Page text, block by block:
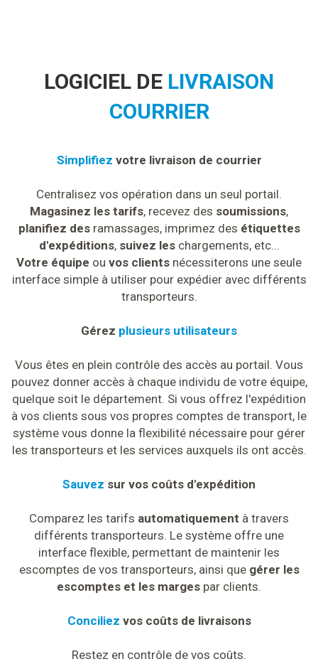
LOGICIEL DE LIVRAISON
COURRIER
Simplifiez votre livraison de courrier
Centralisez vos opération dans un seul portail.
Magasinez les tarifs, recevez des soumissions,
planifiez desramassages, imprimez des étiquettes
d'expéditions, suivez leschargements, etc...
Votre équipe ou vos clients nécessiterons une seule
interface simple à utiliser pour expédier avec différents
transporteurs.
Gérez plusieurs utilisateurs
Vous êtes en plein contrôle des accès au portail. Vous
pouvez donner accès à chaque individu de votre équipe,
quelque soit le département. Si vous offrez l'expédition
à vos clients sous vos propres comptes de transport, le
système vous donne la flexibilité nécessaire pour gérer
les transporteurs et les services auxquels ils ont accès.
Sauvez sur vos coûts d'expédition
Comparez les tarifs automatiquement à travers
différents transporteurs. Le système offre une
interface flexible, permettant de maintenir les
escomptes de vos transporteurs, ainsi que gérer les
escomptes et les marges par clients.
Conciliez vos coûts de livraisons
Restez en contrôle de vos coûts.